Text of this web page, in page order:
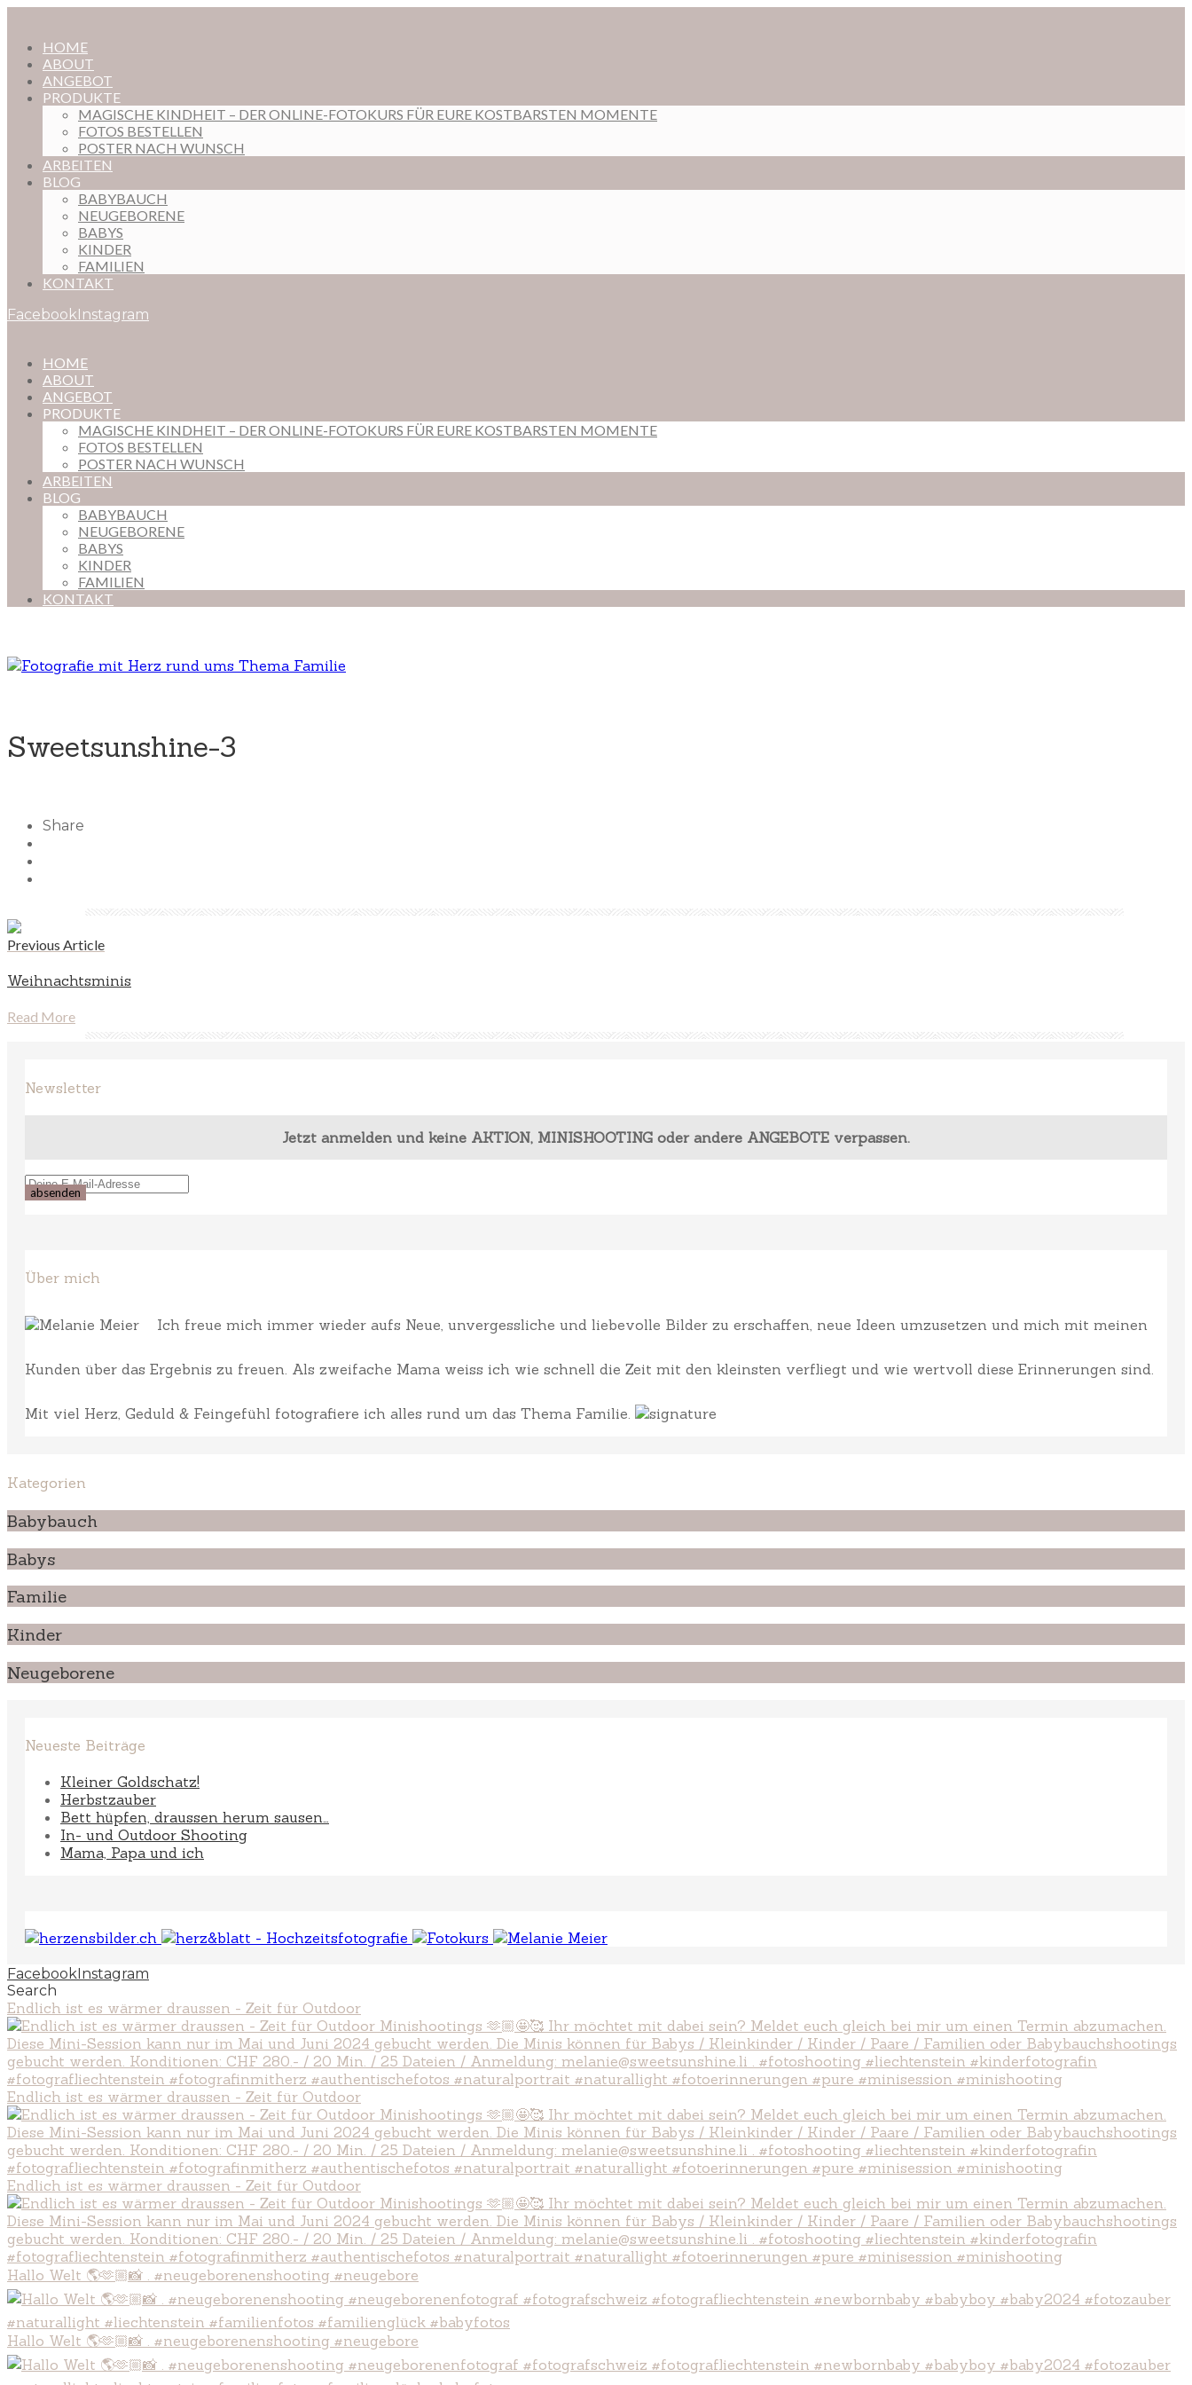
HOME
ABOUT
ANGEBOT
PRODUKTE
MAGISCHE KINDHEIT – DER ONLINE-FOTOKURS FÜR EURE KOSTBARSTEN MOMENTE
FOTOS BESTELLEN
POSTER NACH WUNSCH
ARBEITEN
BLOG
BABYBAUCH
NEUGEBORENE
BABYS
KINDER
FAMILIEN
KONTAKT
FacebookInstagram
HOME
ABOUT
ANGEBOT
PRODUKTE
MAGISCHE KINDHEIT – DER ONLINE-FOTOKURS FÜR EURE KOSTBARSTEN MOMENTE
FOTOS BESTELLEN
POSTER NACH WUNSCH
ARBEITEN
BLOG
BABYBAUCH
NEUGEBORENE
BABYS
KINDER
FAMILIEN
KONTAKT
Sweetsunshine-3
Share
Previous Article
Weihnachtsminis
Read More
Newsletter
Jetzt anmelden und keine AKTION, MINISHOOTING oder andere ANGEBOTE verpassen.
Über mich
Ich freue mich immer wieder aufs Neue, unvergessliche und liebevolle Bilder zu erschaffen, neue Ideen umzusetzen und mich mit meinen
Kunden über das Ergebnis zu freuen. Als zweifache Mama weiss ich wie schnell die Zeit mit den kleinsten verfliegt und wie wertvoll diese Erinnerungen sind.
Mit viel Herz, Geduld & Feingefühl fotografiere ich alles rund um das Thema Familie.
Kategorien
Babybauch
Babys
Familie
Kinder
Neugeborene
Neueste Beiträge
Kleiner Goldschatz!
Herbstzauber
Bett hüpfen, draussen herum sausen…
In- und Outdoor Shooting
Mama, Papa und ich
FacebookInstagram
Search
Endlich ist es wärmer draussen - Zeit für Outdoor
Endlich ist es wärmer draussen - Zeit für Outdoor
Endlich ist es wärmer draussen - Zeit für Outdoor
Hallo Welt 🌎🫶🏼📸 . #neugeborenenshooting #neugebore
Hallo Welt 🌎🫶🏼📸 . #neugeborenenshooting #neugebore